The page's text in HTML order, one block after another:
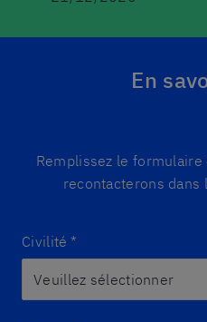
En
Remplissez le
recontacterons dans
Civilité *